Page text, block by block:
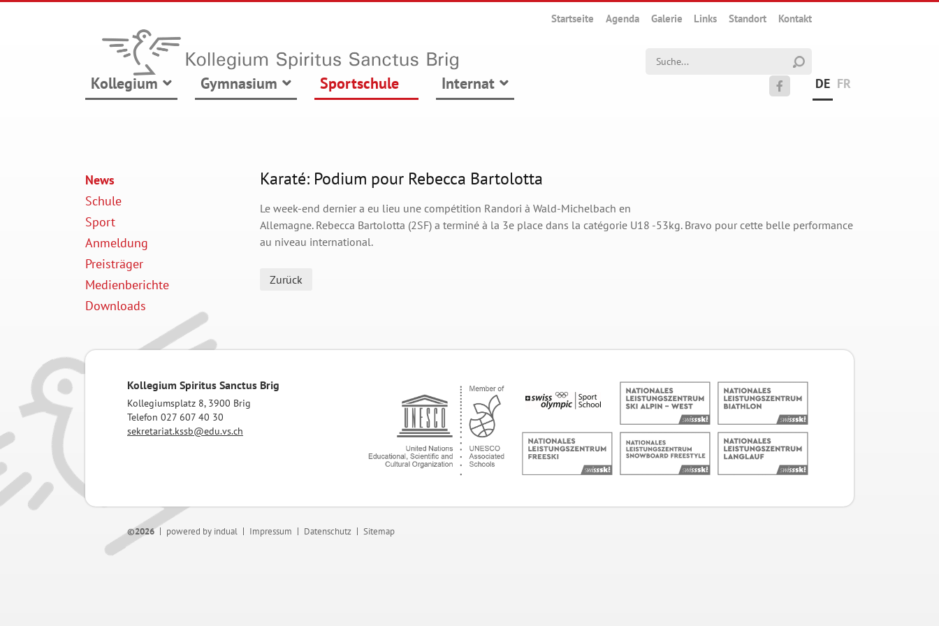
Startseite Agenda Galerie Links Standort Kontakt
Suchwort
Kollegium Gymnasium Sportschule Internat DE FR

News
Schule
Sport
Anmeldung
Preisträger
Medienberichte
Downloads
Karaté: Podium pour Rebecca Bartolotta
Le week-end dernier a eu lieu une compétition Randori à Wald-Michelbach en
Allemagne. Rebecca Bartolotta (2SF) a terminé à la 3e place dans la catégorie U18 -53kg. Bravo pour cette belle performance
au niveau international.
Zurück
Kollegium Spiritus Sanctus Brig
Kollegiumsplatz 8, 3900 Brig
Telefon 027 607 40 30
sekretariat.kssb@edu.vs.ch
©2026 powered by indual Impressum Datenschutz Sitemap